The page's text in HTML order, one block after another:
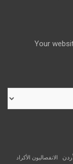
Your
الانفصاليون الأكراد